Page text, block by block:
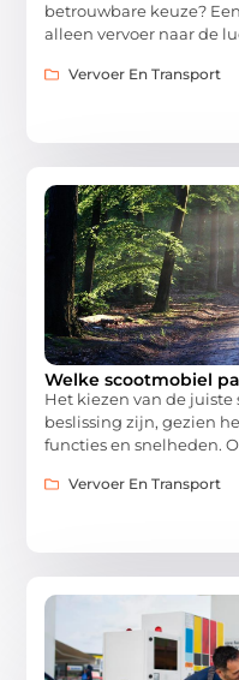
betrouwbare keuze?
alleen vervoer naar de
Vervoer En Transport
Welke scootmobiel
Het kiezen van de
beslissing zijn, gezien
functies en snelheden.
Vervoer En Transport